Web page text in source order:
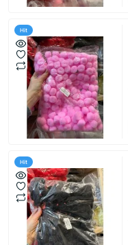
Hit
Hit